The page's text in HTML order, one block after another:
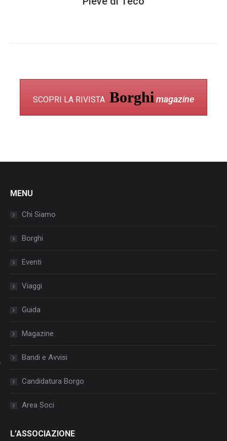
SCOPRI LA RIVISTA Borghi magazine
MENU
Chi Siamo
Borghi
Eventi
Viaggi
Guida
Magazine
Bandi e Avvisi
Candidatura Borgo
Area Soci
L’ASSOCIAZIONE